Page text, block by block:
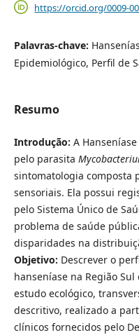
https://orcid.org/0009-
Palavras-chave:
Epidemiológico, Perfil de
Resumo
Introdução: A
pelo parasita
sintomatologia composta
sensoriais. Ela possui
pelo Sistema Único de
problema de saúde
disparidades na
Objetivo: Descrever o
hanseníase na Região Sul
estudo ecológico,
descritivo, realizado a
clínicos fornecidos pelo